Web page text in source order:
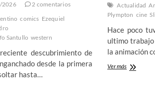
2026
2 comentarios
comics Ezequiel
Santullo western
descubrimiento de
desde la primera
hasta…
Actualidad
Plympton cine
Hace poco
ultimo trabajo
la animación
Ver másSlide